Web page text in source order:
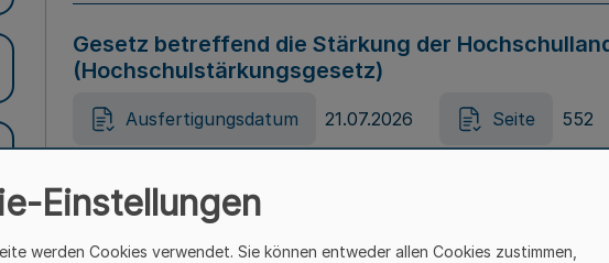
Gesetz betreffend die Stärkung der
(Hochschulstärkungsgesetz)
Ausfertigungsdatum 21.07.2026 Seite 552
Gesetz zur Vermeidung von Diskriminierung in
(Landesantidiskriminierungsgesetz – LADG NRW)
Einstellungen
werden Cookies verwendet. Sie können entweder allen Cookies zustimmen,